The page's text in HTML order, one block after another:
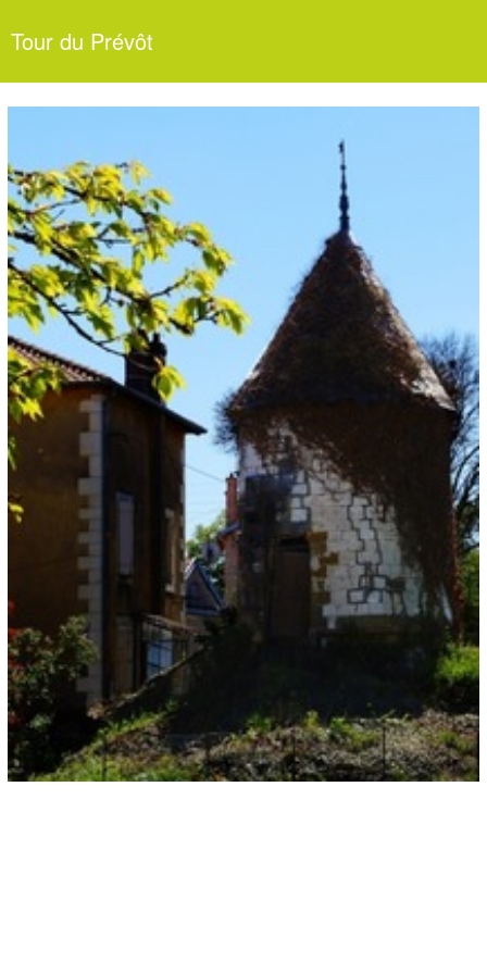
Tour du Prévôt